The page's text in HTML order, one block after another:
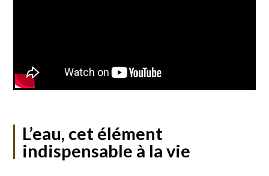
L’eau, cet élément
indispensable à la vie